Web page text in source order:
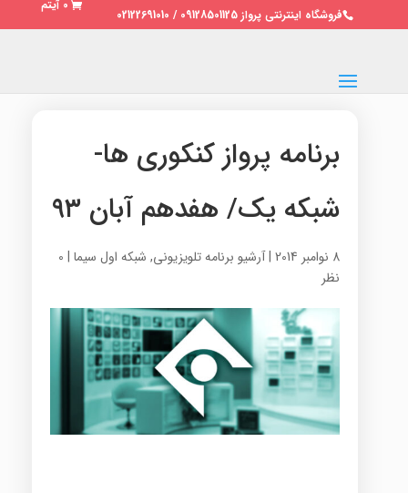
فروشگاه اینترنتی پرواز 09128501125 / 02122691010
0 آیتم
برنامه پرواز کنکوری ها-
شبکه یک/ هفدهم آبان ۹۳
8 نوامبر 2014 |آرشیو برنامه تلویزیونی, شبکه اول سیما|
0
نظر